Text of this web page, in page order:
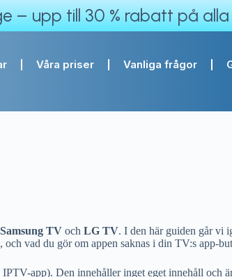
– upp till 30 % rabatt på
Våra priser Vanliga frågor
Samsung TV och LG TV. I den här guiden går vi
vad du gör om appen saknas i din TV:s app-
IPTV-app). Den innehåller inget eget innehåll och